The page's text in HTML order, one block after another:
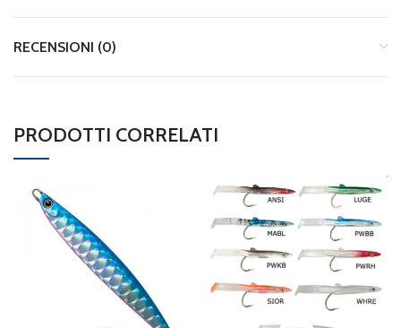
RECENSIONI (0)
PRODOTTI CORRELATI